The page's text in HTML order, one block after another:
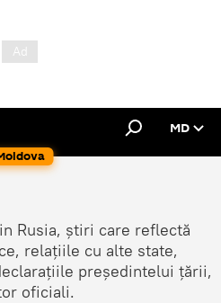
MD
Rusia, știri care reflectă
relațiile cu alte state,
președintelui țării,
oficiali.